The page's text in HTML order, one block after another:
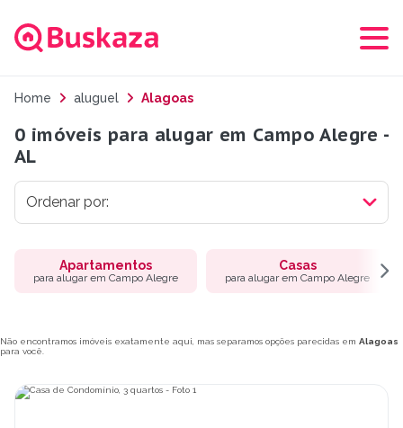
Home aluguel Alagoas
0 imóveis para alugar em Campo Alegre -
AL
Apartamentos
para alugar em Campo Alegre
Casas
para alugar em Campo Alegre
Não encontramos imóveis exatamente aqui, mas separamos opções parecidas em Alagoas
para você.